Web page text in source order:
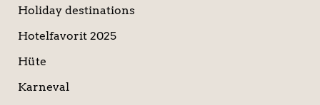
Holiday destinations
Hotelfavorit 2025
Hüte
Karneval